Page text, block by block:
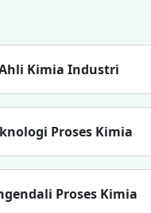
Kimia Industri
Proses Kimia
Proses Kimia